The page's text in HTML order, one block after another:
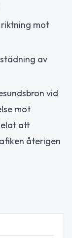
mot
av
vid
mot
att
återigen